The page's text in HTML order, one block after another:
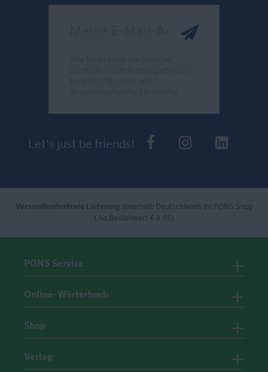
Let's just be friends! PONS beiPONS bei
Versandkostenfreie Lieferung innerhalb Deutschlands im PONS Shop
(Ab Bestellwert € 9,95)
PONS Service
Online-Wörterbuch
Shop
Verlag